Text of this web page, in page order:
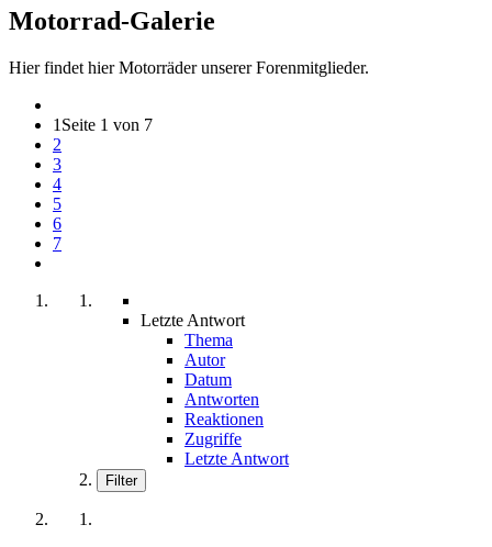
Motorrad-Galerie
Hier findet hier Motorräder unserer Forenmitglieder.
1 Seite 1 von 7
2
3
4
5
6
7
Letzte Antwort
Thema
Autor
Datum
Antworten
Reaktionen
Zugriffe
Letzte Antwort
Filter